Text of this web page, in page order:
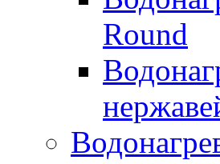
Round